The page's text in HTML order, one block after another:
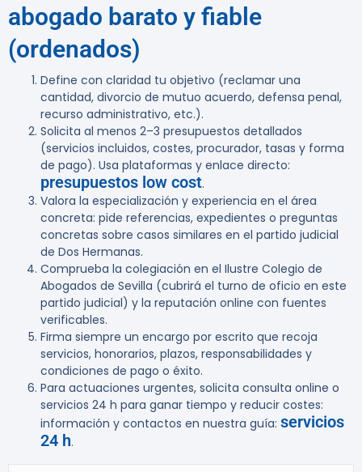
abogado barato y fiable
(ordenados)
Define con claridad tu objetivo (reclamar una
cantidad, divorcio de mutuo acuerdo, defensa penal,
recurso administrativo, etc.).
Solicita al menos 2–3 presupuestos detallados
(servicios incluidos, costes, procurador, tasas y forma
de pago). Usa plataformas y enlace directo:
presupuestos low cost.
Valora la especialización y experiencia en el área
concreta: pide referencias, expedientes o preguntas
concretas sobre casos similares en el partido judicial
de Dos Hermanas.
Comprueba la colegiación en el Ilustre Colegio de
Abogados de Sevilla (cubrirá el turno de oficio en este
partido judicial) y la reputación online con fuentes
verificables.
Firma siempre un encargo por escrito que recoja
servicios, honorarios, plazos, responsabilidades y
condiciones de pago o éxito.
Para actuaciones urgentes, solicita consulta online o
servicios 24 h para ganar tiempo y reducir costes:
información y contactos en nuestra guía: servicios
24 h.